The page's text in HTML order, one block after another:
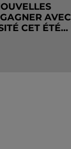
AVEC
CET ÉTÉ...